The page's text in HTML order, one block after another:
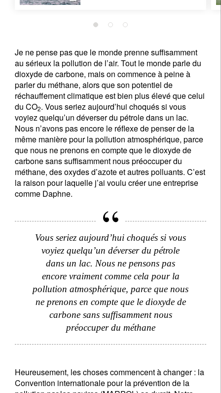
Je ne pense pas que le monde prenne suffisamment
au sérieux la pollution de l’air. Tout le monde parle du
dioxyde de carbone, mais on commence à peine à
parler du méthane, alors que son potentiel de
réchauffement climatique est bien plus élevé que celui
du CO2. Vous seriez aujourd’hui choqués si vous
voyiez quelqu’un déverser du pétrole dans un lac.
Nous n’avons pas encore le réflexe de penser de la
même manière pour la pollution atmosphérique, parce
que nous ne prenons en compte que le dioxyde de
carbone sans suffisamment nous préoccuper du
méthane, des oxydes d’azote et autres polluants. C’est
la raison pour laquelle j’ai voulu créer une entreprise
comme Daphne.
Vous seriez aujourd’hui choqués si vous
voyiez quelqu’un déverser du pétrole
dans un lac. Nous ne pensons pas
encore vraiment comme cela pour la
pollution atmosphérique, parce que nous
ne prenons en compte que le dioxyde de
carbone sans suffisamment nous
préoccuper du méthane
Heureusement, les choses commencent à changer : la
Convention internationale pour la prévention de la